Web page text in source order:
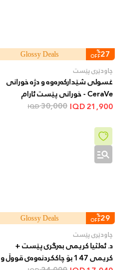
27
%
OFF
Glossy Deals
چاودێری پێست
غسولی شێدارکەرەوە و دژە خورانی
CeraVe - خورانی پێست ئارام
دەکاتەوە و شێدارییەکی درێژخایەن
21,900
30,000
IQD
29
%
OFF
Glossy Deals
چاودێری پێست
د. ئەلثیا کریمی بەرگری پێست +
کریمی 147 بۆ چاککردنەوەی قووڵ و